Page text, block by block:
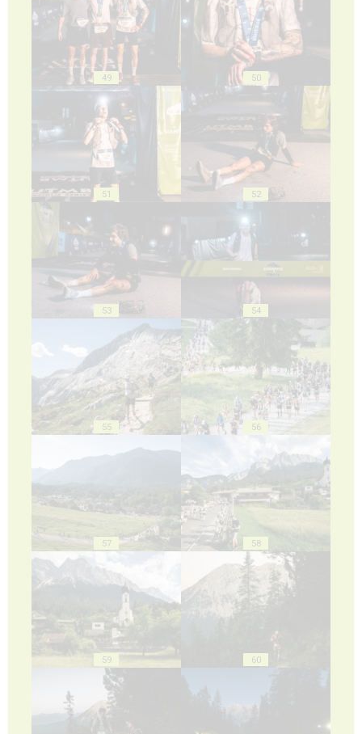
49 50
51 52
53 54
55 56
57 58
59 60